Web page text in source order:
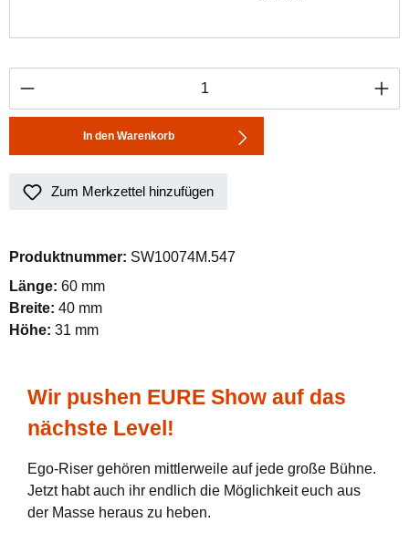
Produkt Anzahl: Gib den gewünschten
In den Warenkorb
Zum Merkzettel hinzufügen
Produktnummer: SW10074M.547
Länge: 60 mm
Breite: 40 mm
Höhe: 31 mm
Wir pushen EURE Show auf das
nächste Level!
Ego-Riser gehören mittlerweile auf jede große Bühne.
Jetzt habt auch ihr endlich die Möglichkeit euch aus
der Masse heraus zu heben.